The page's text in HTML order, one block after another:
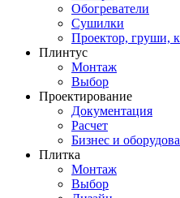
Обогреватели
Сушилки
Проектор, груши,
Плинтус
Монтаж
Выбор
Проектирование
Документация
Расчет
Бизнес и
Плитка
Монтаж
Выбор